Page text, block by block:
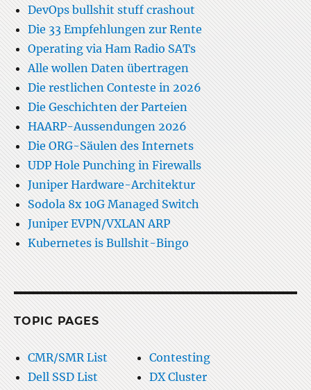
DevOps bullshit stuff crashout
Die 33 Empfehlungen zur Rente
Operating via Ham Radio SATs
Alle wollen Daten übertragen
Die restlichen Conteste in 2026
Die Geschichten der Parteien
HAARP-Aussendungen 2026
Die ORG-Säulen des Internets
UDP Hole Punching in Firewalls
Juniper Hardware-Architektur
Sodola 8x 10G Managed Switch
Juniper EVPN/VXLAN ARP
Kubernetes is Bullshit-Bingo
TOPIC PAGES
CMR/SMR List
Contesting
Dell SSD List
DX Cluster